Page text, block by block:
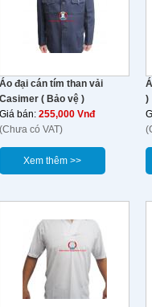
Áo đại cán tím than vải
Casimer ( Bảo vệ )
Giá bán: 255,000 Vnđ
(Chưa có VAT)
Xem thêm >>
)